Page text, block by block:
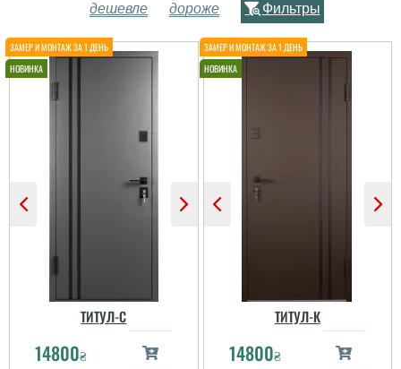
дешевле дороже Фильтры
ТИТУЛ-C
14800₴
ТИТУЛ-К
14800₴